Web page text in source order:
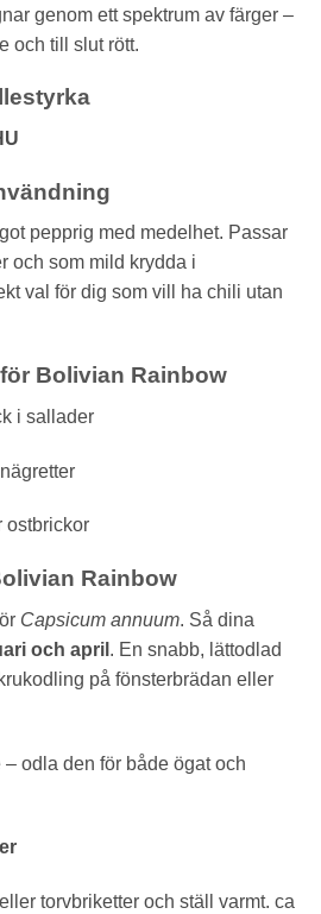
genom ett spektrum av färger –
och till slut rött.
pepprig med medelhet. Passar
och som mild krydda i
val för dig som vill ha chili utan
Bolivian Rainbow
i sallader
ostbrickor
Rainbow
Capsicum annuum. Så dina
och april . En snabb, lättodlad
på fönsterbrädan eller
odla den för både ögat och
torvbriketter och ställ varmt. ca